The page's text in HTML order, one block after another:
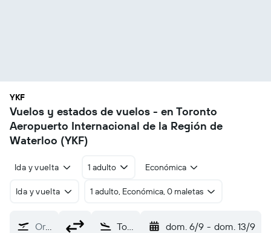
YKF
Vuelos y estados de vuelos - en Toronto
Aeropuerto Internacional de la Región de
Waterloo (YKF)
Ida y vuelta 1 adulto Económica
Ida y vuelta 1 adulto, Económica, 0 maletas
Origen Toronto Aeropuerto Internacional de la Región de Waterloo (YKF) dom. 6/9 - dom. 13/9